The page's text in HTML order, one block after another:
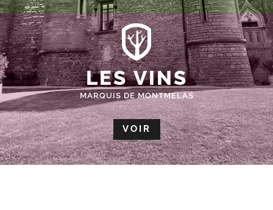
LES VINS
MARQUIS DE MONTMELAS
VOIR